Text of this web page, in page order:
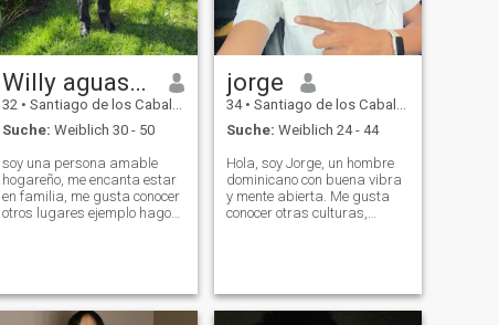
Willy aguasanta
32 • Santiago de los Caballeros, Santiago, Dom. Rep.
Suche: Weiblich 30 - 50
soy una persona amable
hogareño, me encanta estar
en familia, me gusta conocer
otros lugares ejemplo hago
presencia, me gusta
trabajar, entre
jorge
34 • Santiago de los Caballeros, Santiago, Dom. Rep.
Suche: Weiblich 24 - 44
Hola, soy Jorge, un hombre
dominicano con buena vibra
y mente abierta. Me gusta
conocer otras culturas,
encantaría conocer una
mujer de Letonia que s